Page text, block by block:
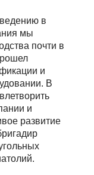
в
мы
почти в
и
В
и
развитие